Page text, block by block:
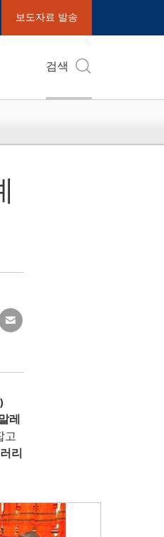
보도자료 발송
검색
레
고
리